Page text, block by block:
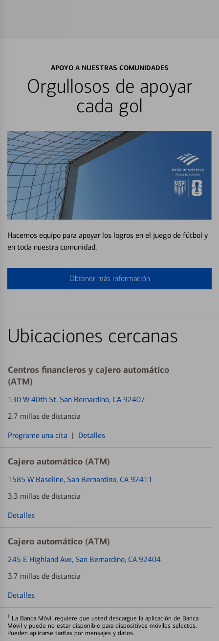
APOYO A NUESTRAS COMUNIDADES
Orgullosos de apoyar
cada gol
Hacemos equipo para apoyar los logros en el juego de fútbol y
en toda nuestra comunidad.
Obtener más información
Ubicaciones cercanas
Centros financieros y cajero automático
(ATM)
130 W 40th St, San Bernardino, CA 92407
2.7 millas de distancia
Programe una cita | Detalles
Cajero automático (ATM)
1585 W Baseline, San Bernardino, CA 92411
3.3 millas de distancia
Detalles
Cajero automático (ATM)
245 E Highland Ave, San Bernardino, CA 92404
3.7 millas de distancia
Detalles
1 La Banca Móvil requiere que usted descargue la aplicación de Banca
Móvil y puede no estar disponible para dispositivos móviles selectos.
Pueden aplicarse tarifas por mensajes y datos.